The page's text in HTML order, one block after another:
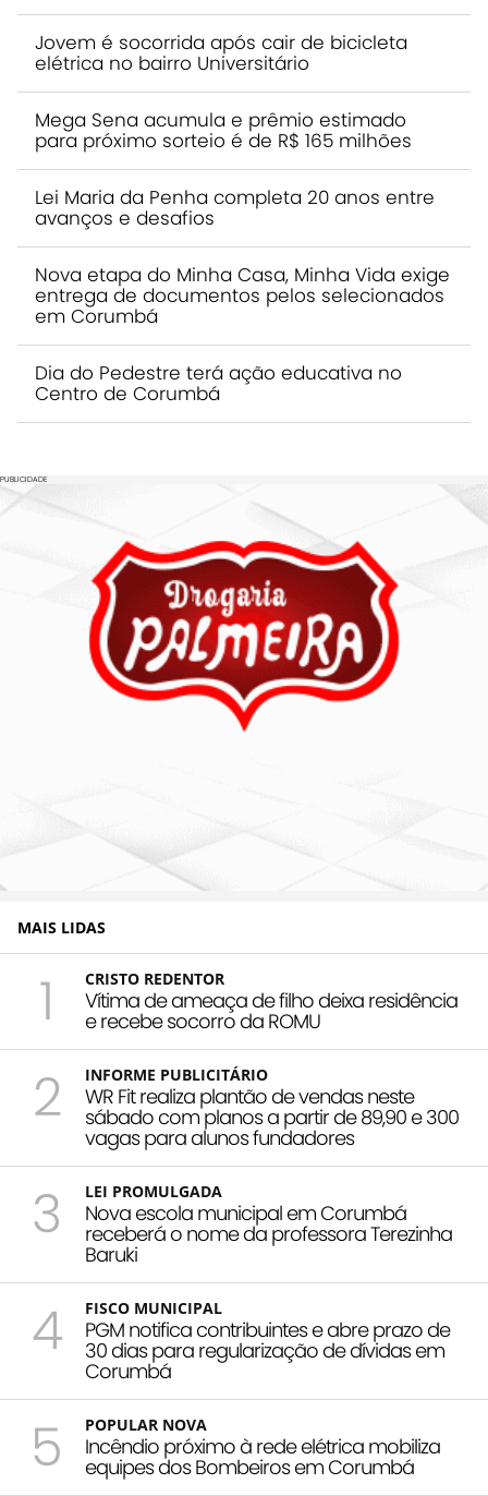
Jovem é socorrida após cair de bicicleta
elétrica no bairro Universitário
Mega Sena acumula e prêmio estimado
para próximo sorteio é de R$ 165 milhões
Lei Maria da Penha completa 20 anos entre
avanços e desafios
Nova etapa do Minha Casa, Minha Vida exige
entrega de documentos pelos selecionados
em Corumbá
Dia do Pedestre terá ação educativa no
Centro de Corumbá
PUBLICIDADE
MAIS LIDAS
1 CRISTO REDENTOR
Vítima de ameaça de filho deixa residência
e recebe socorro da ROMU
2 INFORME PUBLICITÁRIO
WR Fit realiza plantão de vendas neste
sábado com planos a partir de 89,90 e 300
vagas para alunos fundadores
3 LEI PROMULGADA
Nova escola municipal em Corumbá
receberá o nome da professora Terezinha
Baruki
4 FISCO MUNICIPAL
PGM notifica contribuintes e abre prazo de
30 dias para regularização de dívidas em
Corumbá
5 POPULAR NOVA
Incêndio próximo à rede elétrica mobiliza
equipes dos Bombeiros em Corumbá